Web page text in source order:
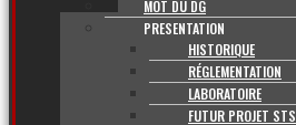
MOT DU DG
PRESENTATION
HISTORIQUE
RÉGLEMENTATION
LABORATOIRE
FUTUR PROJET STS